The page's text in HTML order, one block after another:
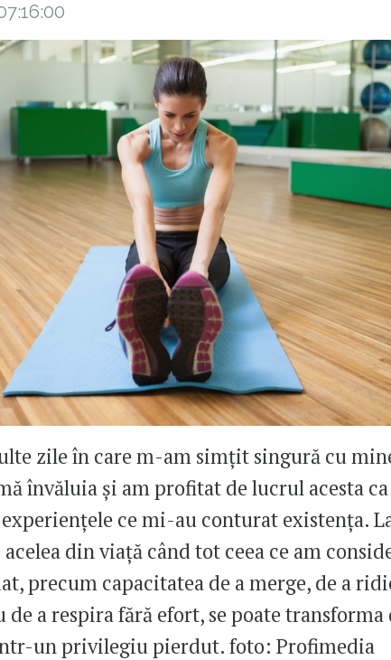
zile în care m-am simțit singură cu
învăluia și am profitat de lucrul acesta ca
ce mi-au conturat existența.
din viață când tot ceea ce am
precum capacitatea de a merge, de a
de a respira fără efort, se poate
un privilegiu pierdut. foto: Profimedia